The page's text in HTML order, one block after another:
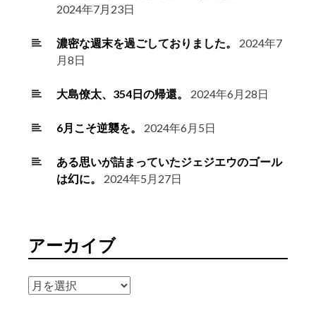
2024年7月23日
濃密な週末を過ごしておりました。
2024年7
月8日
大島僚太、354日の帰還。 2024年6月28日
6月こそ逆襲を。 2024年6月5日
ある思いが詰まっていたジェジエウのゴール
は幻に。
2024年5月27日
アーカイブ
ア